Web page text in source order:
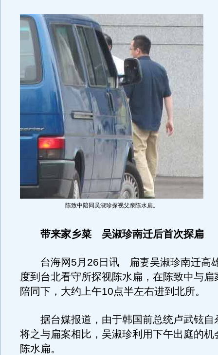
陈致中陪同吴淑珍探视父亲陈水扁。
带来家乡菜 吴淑珍南迁后首次探扁
台海网5月26日讯 扁妻吴淑珍南迁高
度到台北看守所探视陈水扁，在陈致中与扁
陪同下，大约上午10点半左右进到北所。
据台媒报道，由于韩国前总统卢武铉自
将之与扁案相比，吴淑珍利用下午出庭的机
陈水扁。